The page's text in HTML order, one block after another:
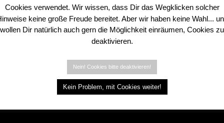
Cookies verwendet. Wir wissen, dass Dir das Wegklicken solcher
keine große Freude bereitet. Aber wir haben keine Wahl...
wollen Dir natürlich auch gern die Möglichkeit einräumen, Cookies zu
deaktivieren.
Nein! Cookies bitte deaktivieren!
Kein Problem, mit Cookies weiter!